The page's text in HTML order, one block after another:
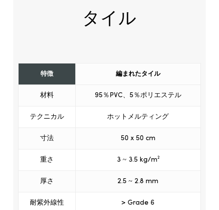
タイル
特徴 編まれたタイル
材料 95％PVC、5％ポリエステル
テクニカル ホットメルティング
寸法 50 x 50 cm
重さ 3 ~ 3.5 kg/m²
厚さ 2.5 ~ 2.8 mm
耐紫外線性 > Grade 6